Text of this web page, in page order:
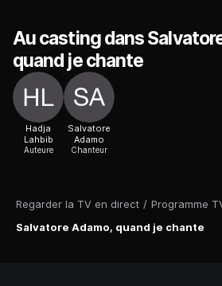
Regarder la TV en direct / Programme
Salvatore Adamo, quand je chante
Au casting dans
quand je chante
Hadja
Lahbib
Auteure
Salvatore
Adamo
Chanteur